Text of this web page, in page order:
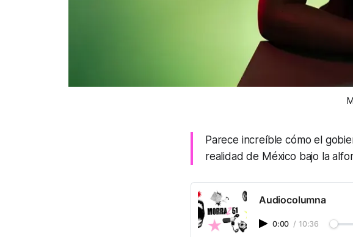
Parece increíble cómo el
realidad de México bajo la
Audiocolumna
0:00 / 10:36